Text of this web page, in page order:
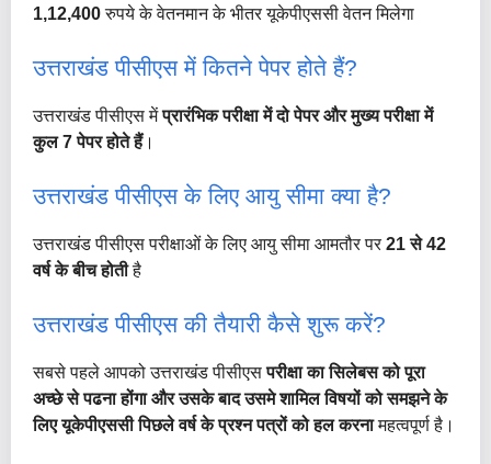
1,12,400रुपये के वेतनमान के भीतर यूकेपीएससी वेतन मिलेगा
उत्तराखंड पीसीएस में कितने पेपर होते हैं?
उत्तराखंड पीसीएस मेंप्रारंभिक परीक्षा में दो पेपर और मुख्य परीक्षा में
कुल 7 पेपर होते हैं।
उत्तराखंड पीसीएस के लिए आयु सीमा क्या है?
उत्तराखंड पीसीएस परीक्षाओं के लिए आयु सीमा आमतौर पर 21 से 42
वर्ष के बीच होतीहै
उत्तराखंड पीसीएस की तैयारी कैसे शुरू करें?
सबसे पहले आपको उत्तराखंड पीसीएसपरीक्षा का सिलेबस को पूरा
अच्छे से पढना होंगा और उसके बाद उसमे शामिल विषयों को समझने के
लिए यूकेपीएससी पिछले वर्ष के प्रश्न पत्रों को हल करनामहत्वपूर्ण है।